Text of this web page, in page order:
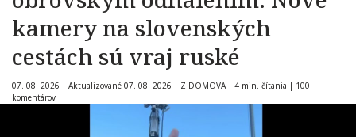
kamery na slovenských
cestách sú vraj ruské
07. 08. 2026 | Aktualizované 07. 08. 2026 | Z DOMOVA | 4 min. čítania | 100
komentárov